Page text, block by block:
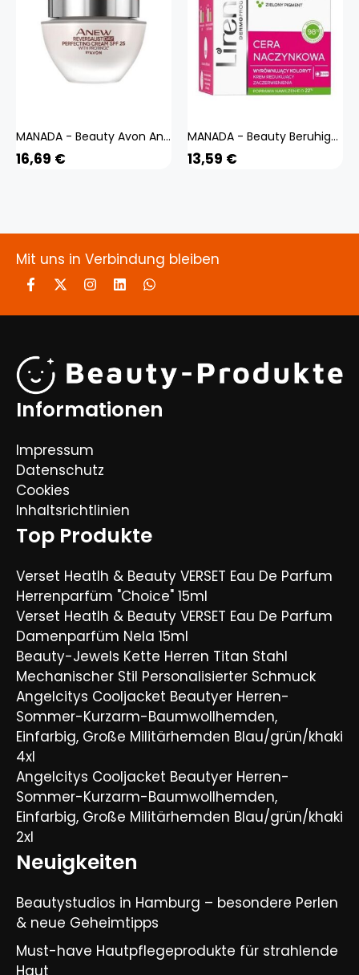
MANADA - Beauty Avon Anew Tagescreme LSF 25, 50ml - Protinol Formel
16,69 €
MANADA - Beauty Beruhigende Tagescreme zur Linderung von Rötungen für empfindliche Haut, 50 ml
13,59 €
Mit uns in Verbindung bleiben
Informationen
Impressum
Datenschutz
Cookies
Inhaltsrichtlinien
Top Produkte
Verset Heatlh & Beauty VERSET Eau De Parfum
Herrenparfüm "Choice" 15ml
Verset Heatlh & Beauty VERSET Eau De Parfum
Damenparfüm Nela 15ml
Beauty-Jewels Kette Herren Titan Stahl
Mechanischer Stil Personalisierter Schmuck
Angelcitys Cooljacket Beautyer Herren-
Sommer-Kurzarm-Baumwollhemden,
Einfarbig, Große Militärhemden Blau/grün/khaki
4xl
Angelcitys Cooljacket Beautyer Herren-
Sommer-Kurzarm-Baumwollhemden,
Einfarbig, Große Militärhemden Blau/grün/khaki
2xl
Neuigkeiten
Beautystudios in Hamburg – besondere Perlen
& neue Geheimtipps
Must-have Hautpflegeprodukte für strahlende
Haut